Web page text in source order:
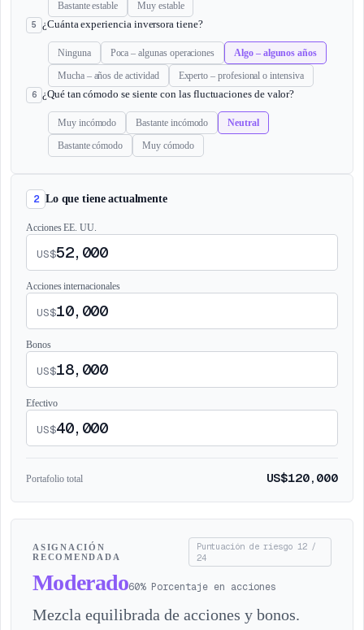
Bastante estable Muy estable
5 ¿Cuánta experiencia inversora tiene?
Ninguna Poca – algunas operaciones Algo – algunos años
Mucha – años de actividad Experto – profesional o intensiva
6 ¿Qué tan cómodo se siente con las fluctuaciones de valor?
Muy incómodo Bastante incómodo Neutral
Bastante cómodo Muy cómodo
2 Lo que tiene actualmente
Acciones EE. UU.
US$
Acciones internacionales
US$
Bonos
US$
Efectivo
US$
Portafolio total US$120,000
ASIGNACIÓN
RECOMENDADA
Puntuación de riesgo 12/
24
Moderado60% Porcentaje en acciones
Mezcla equilibrada de acciones y bonos.